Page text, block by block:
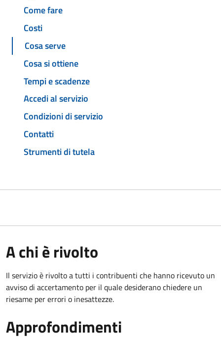
Come fare
Costi
Cosa serve
Cosa si ottiene
Tempi e scadenze
Accedi al servizio
Condizioni di servizio
Contatti
Strumenti di tutela
A chi è rivolto
Il servizio è rivolto a tutti i contribuenti che hanno ricevuto un
avviso di accertamento per il quale desiderano chiedere un
riesame per errori o inesattezze.
Approfondimenti